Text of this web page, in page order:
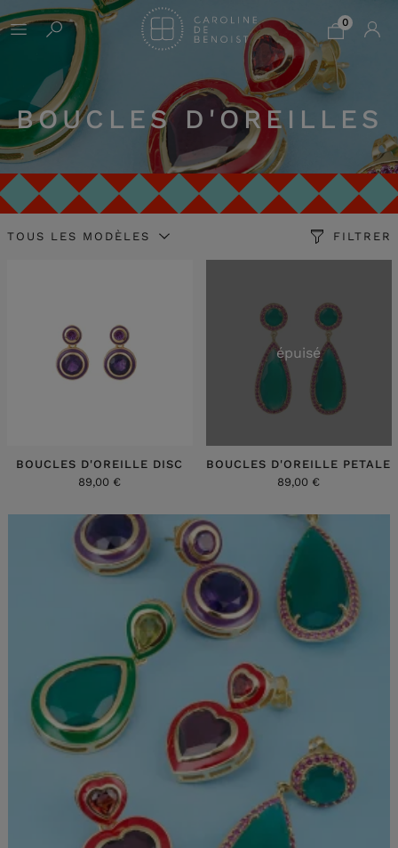
0
BOUCLES D'OREILLES
TOUS LES MODÈLES FILTRER
BOUCLES D'OREILLE DISC
89,00 €
épuisé
BOUCLES D'OREILLE PETALE
89,00 €